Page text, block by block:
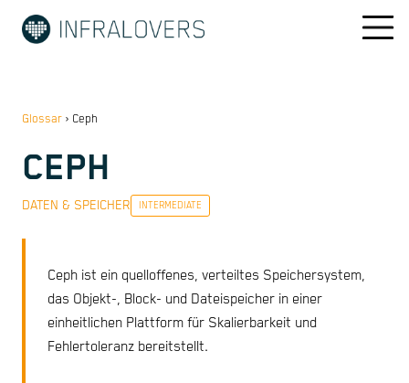
Glossar › Ceph
CEPH
DATEN & SPEICHER INTERMEDIATE
Ceph ist ein quelloffenes, verteiltes Speichersystem,
das Objekt-, Block- und Dateispeicher in einer
einheitlichen Plattform für Skalierbarkeit und
Fehlertoleranz bereitstellt.